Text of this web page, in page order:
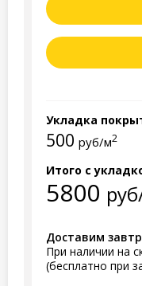
Укладка
500 руб/м2
Итого с
5800
Доставим
При наличии на
(бесплатно при